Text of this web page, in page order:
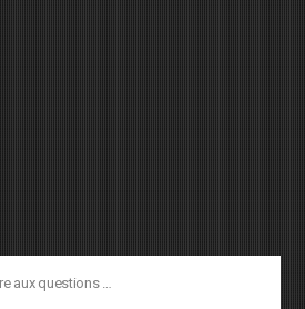
Foire aux questions (Questions posées fréquemment)